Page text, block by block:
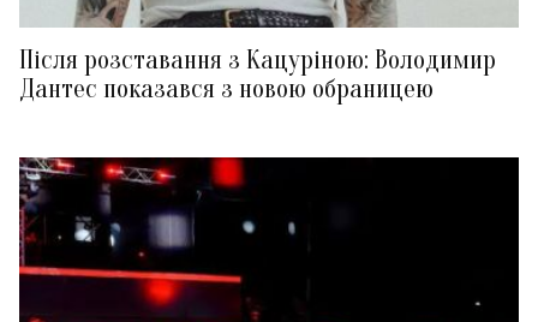
Після розставання з Кацуріною: Володимир
Дантес показався з новою обраницею